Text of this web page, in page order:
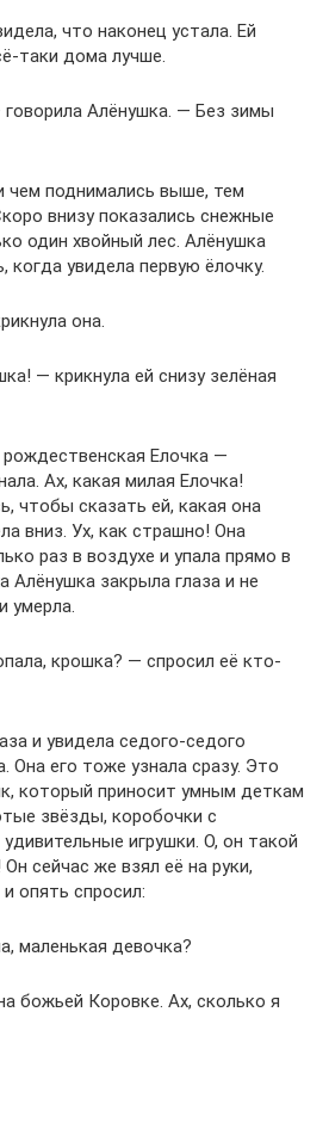
что наконец устала. Ей
таки дома лучше.
Алёнушка. — Без зимы
чем поднимались выше, тем
внизу показались снежные
один хвойный лес. Алёнушка
когда увидела первую ёлочку.
она.
— крикнула ей снизу зелёная
Елочка —
Ах, какая милая Елочка!
чтобы сказать ей, какая она
вниз. Ух, как страшно! Она
раз в воздухе и упала прямо в
Алёнушка закрыла глаза и не
умерла.
крошка? — спросил её кто-
и увидела седого-седого
Она его тоже узнала сразу. Это
который приносит умным деткам
звёзды, коробочки с
игрушки. О, он такой
сейчас же взял её на руки,
опять спросил:
маленькая девочка?
божьей Коровке. Ах, сколько я